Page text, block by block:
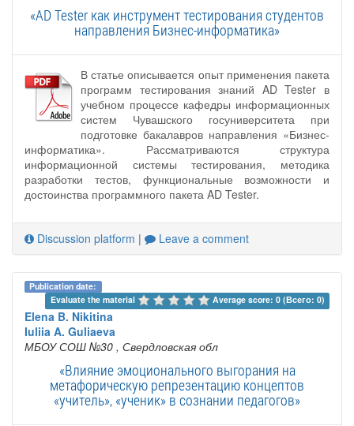
«AD Tester как инструмент тестирования студентов
направления Бизнес-информатика»
В статье описывается опыт применения пакета
программ тестирования знаний AD Tester в
учебном процессе кафедры информационных
систем Чувашского госуниверситета при
подготовке бакалавров направления «Бизнес-
информатика». Рассматриваются структура
информационной системы тестирования, методика
разработки тестов, функциональные возможности и
достоинства программного пакета AD Tester.
Discussion platform | Leave a comment
Publication date:
Evaluate the material
Average score: 0 (Всего: 0)
Elena B. Nikitina
Iuliia A. Guliaeva
МБОУ СОШ №30 , Свердловская обл
«Влияние эмоционального выгорания на
метафорическую репрезентацию концептов
«учитель», «ученик» в сознании педагогов»